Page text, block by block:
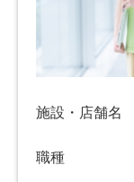
施設・店舗名
職種